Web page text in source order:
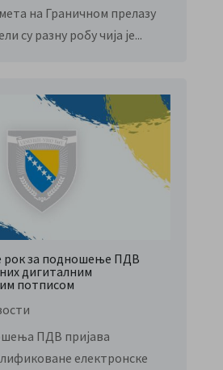
на Граничном прелазу
су разну робу чија је...
рок за подношење ПДВ
дигиталним
потписом
ПДВ пријава
електронске